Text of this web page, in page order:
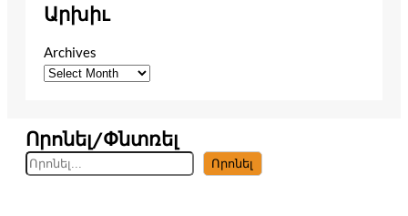
Արխիւ
Archives
Որոնել/Փնտռել
S
e
Որոնել